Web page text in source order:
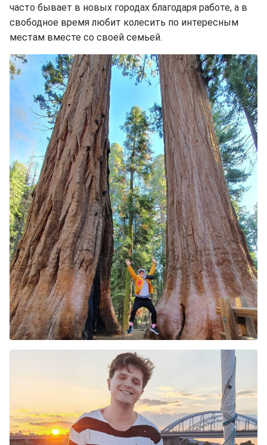
часто бывает в новых городах благодаря работе, а в
свободное время любит колесить по интересным
местам вместе со своей семьей.